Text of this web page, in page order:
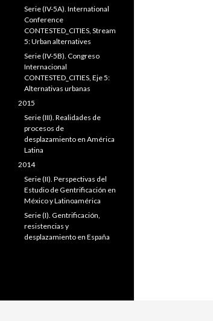
Serie (IV-5A). International
Conference
CONTESTED_CITIES, Stream
5: Urban alternatives
Serie (IV-5B). Congreso
Internacional
CONTESTED_CITIES, Eje 5:
Alternativas urbanas
2015
Serie (III). Realidades de
procesos de
desplazamiento en América
Latina
2014
Serie (II). Perspectivas del
Estudio de Gentrificación en
México y Latinoamérica
Serie (I). Gentrificación,
resistencias y
desplazamiento en España